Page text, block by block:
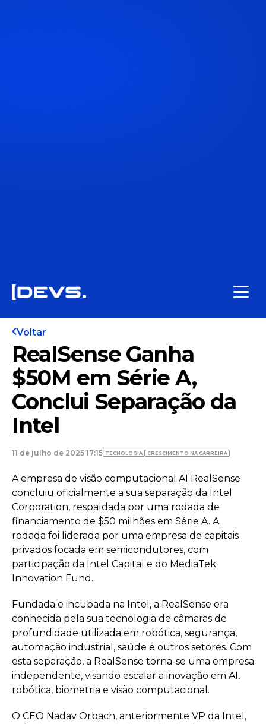
Voltar
RealSense Ganha
$50M em Série A,
Conclui Separação da
Intel
11 de julho de 2025 17:15 TECNOLOGIA CRESCIMENTO NA CARREIRA
A empresa de visão computacional AI RealSense
concluiu oficialmente a sua separação da Intel
Corporation, respaldada por uma rodada de
financiamento de $50 milhões em Série A. A
rodada foi liderada por uma empresa de capitais
privados focada em semicondutores, com
participação da Intel Capital e do MediaTek
Innovation Fund.
Fundada e incubada na Intel, a RealSense era
conhecida pela sua tecnologia de câmaras de
profundidade utilizada em robótica, segurança,
automação industrial, saúde e outros setores. Com
esta separação, a RealSense torna-se uma empresa
independente, visando escalar a inovação em AI,
robótica, biometria e visão computacional.
O CEO Nadav Orbach, anteriormente VP da Intel,